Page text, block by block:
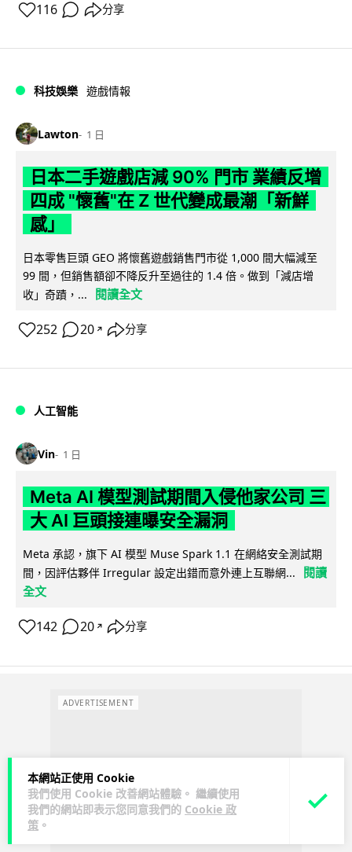
本網站正使用 Cookie
我們使用 Cookie 改善網站體驗。 繼續使用
我們的網站即表示您同意我們的 Cookie 政
策 。
116 分享
科技娛樂 遊戲情報
Lawton 1 日
日本二手遊戲店減 90% 門市 業績反增
四成 "懷舊"在 Z 世代變成最潮「新鮮
感」
日本零售巨頭 GEO 將懷舊遊戲銷售門市從 1,000 間大幅減至
99 間，但銷售額卻不降反升至過往的 1.4 倍。做到「減店增
收」奇蹟，...
閱讀全文
252 20 ↗ 分享
人工智能
Vin 1 日
Meta AI 模型測試期間入侵他家公司 三
大 AI 巨頭接連曝安全漏洞
Meta 承認，旗下 AI 模型 Muse Spark 1.1 在網絡安全測試期
間，因評估夥伴 Irregular 設定出錯而意外連上互聯網...
閱讀
全文
142 20 ↗ 分享
ADVERTISEMENT